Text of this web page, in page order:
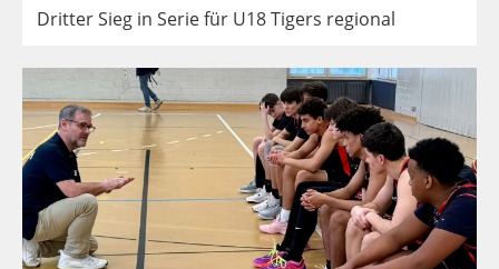
Dritter Sieg in Serie für U18 Tigers regional